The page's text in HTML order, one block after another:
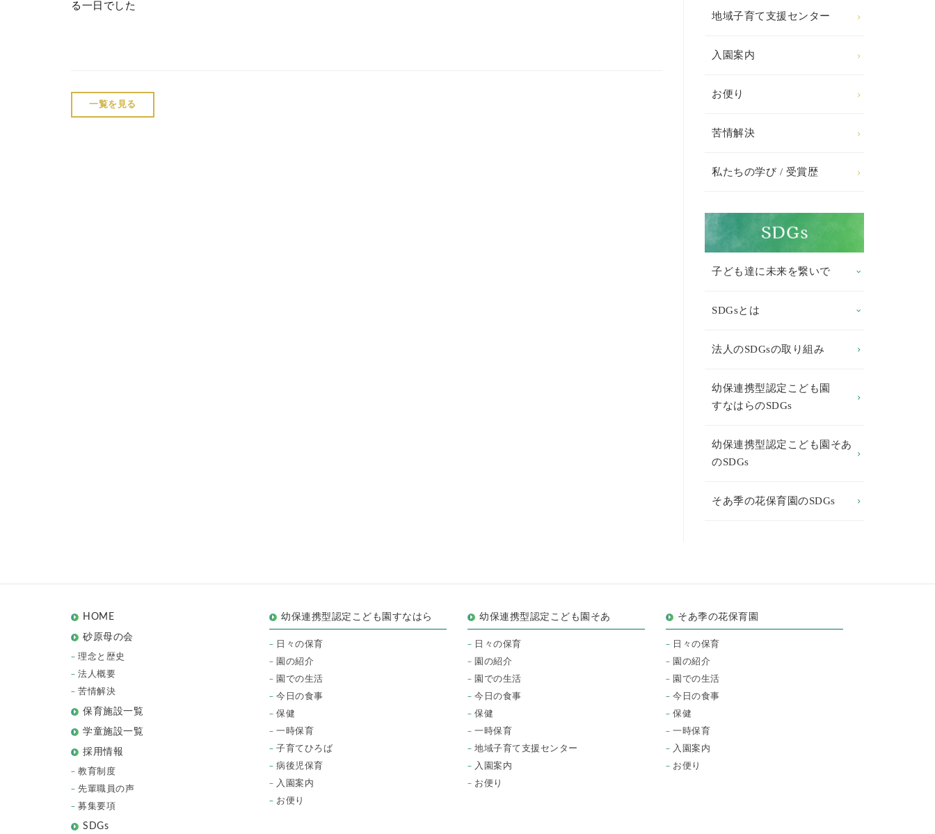
地域子育て支援センター
入園案内
お便り
苦情解決
私たちの学び / 受賞歴
子ども達に未来を繋いで
SDGsとは
法人のSDGsの取り組み
幼保連携型認定こども園
すなはらのSDGs
幼保連携型認定こども園そあ
のSDGs
そあ季の花保育園のSDGs
る一日でした
一覧を見る
HOME
砂原母の会
理念と歴史
法人概要
苦情解決
保育施設一覧
学童施設一覧
採用情報
教育制度
先輩職員の声
募集要項
SDGs
幼保連携型認定こども園すなはら
日々の保育
園の紹介
園での生活
今日の食事
保健
一時保育
子育てひろば
病後児保育
入園案内
お便り
幼保連携型認定こども園そあ
日々の保育
園の紹介
園での生活
今日の食事
保健
一時保育
地域子育て支援センター
入園案内
お便り
そあ季の花保育園
日々の保育
園の紹介
園での生活
今日の食事
保健
一時保育
入園案内
お便り